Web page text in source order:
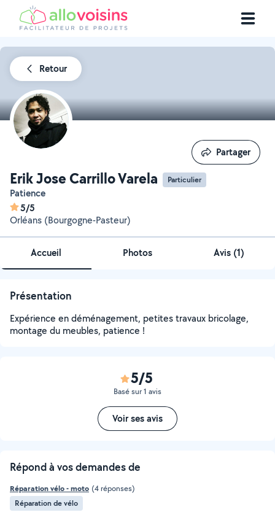
Retour
Erik Jose Carrillo Varela Particulier
Patience
5/5
Orléans (Bourgogne-Pasteur)
Partager
Partager
Accueil Photos Avis (1)
Présentation
Expérience en déménagement, petites travaux bricolage,
montage du meubles, patience !
5/5
Basé sur 1 avis
Voir ses avis
Répond à vos demandes de
Réparation vélo - moto (4 réponses)
Réparation de vélo